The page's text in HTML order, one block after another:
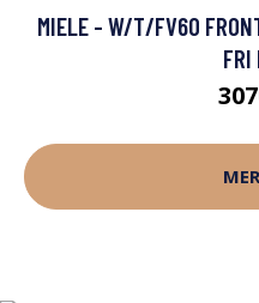
MIELE - W/T/FV60
FRI